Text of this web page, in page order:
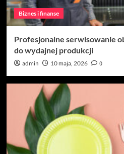
Biznes i finanse
Profesjonalne serwisowanie
do wydajnej produkcji
admin 10 maja, 2026 0